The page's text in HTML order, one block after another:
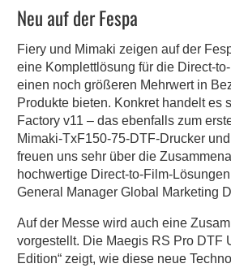
Neu auf der Fespa
Fiery und Mimaki zeigen auf der
eine Komplettlösung für die Direct-
einen noch größeren Mehrwert in
Produkte bieten. Konkret handelt es
Factory v11 – das ebenfalls zum
Mimaki-TxF150-75-DTF-Drucker
freuen uns sehr über die
hochwertige Direct-to-Film-
General Manager Global Marketing
Auf der Messe wird auch eine
vorgestellt. Die Maegis RS Pro DTF
Edition“ zeigt, wie diese neue